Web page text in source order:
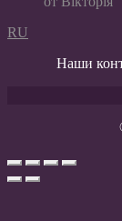
RU
Наши